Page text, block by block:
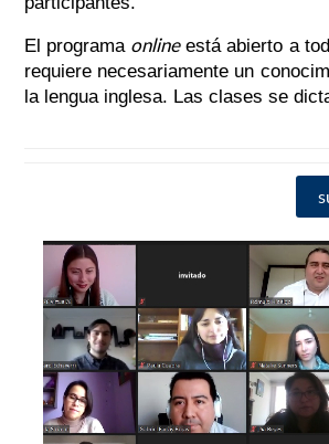
El programa onlineestá abierto a
requiere necesariamente un
la lengua inglesa. Las clases se